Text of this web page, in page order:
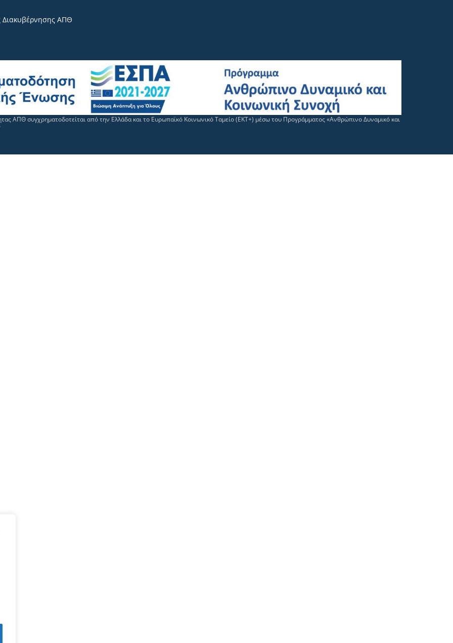
ΑΠΘ
ΑΠΘ συγχρηματοδοτείται από την Ελλάδα και το Ευρωπαϊκό Κοινωνικό Ταμείο (ΕΚΤ+) μέσω του Προγράμματος «Ανθρώπινο Δυναμικό και